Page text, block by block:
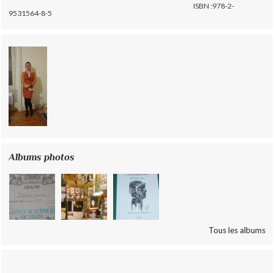
ISBN :978-2-
9531564-8-5
Albums photos
Tous les albums